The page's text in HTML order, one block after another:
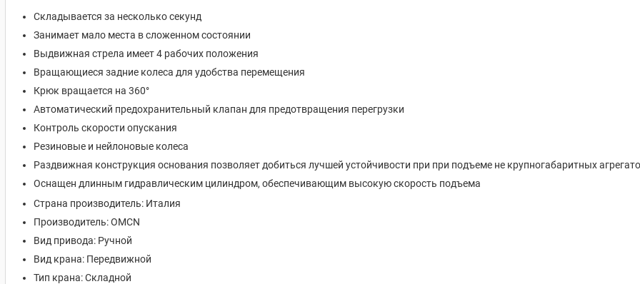
Складывается за несколько секунд
Занимает мало места в сложенном состоянии
Выдвижная стрела имеет 4 рабочих положения
Вращающиеся задние колеса для удобства перемещения
Крюк вращается на 360°
Автоматический предохранительный клапан для предотвращения перегрузки
Контроль скорости опускания
Резиновые и нейлоновые колеса
Раздвижная конструкция основания позволяет добиться лучшей устойчивости при при подъеме не крупногабаритных
Оснащен длинным гидравлическим цилиндром, обеспечивающим высокую скорость подъема
Страна производитель: Италия
Производитель: OMCN
Вид привода: Ручной
Вид крана: Передвижной
Тип крана: Складной